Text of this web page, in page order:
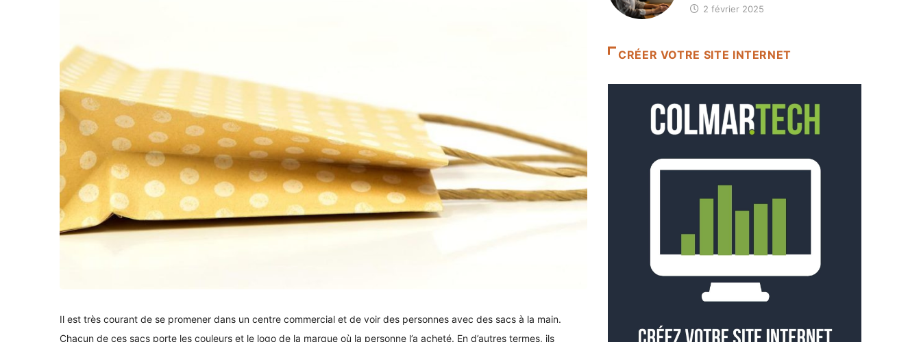
Il est très courant de se promener dans un centre commercial et de voir des personnes avec des sacs à la main.
Chacun de ces sacs porte les couleurs et le logo de la marque où la personne l’a acheté. En d’autres termes, ils
2 février 2025
CRÉER VOTRE SITE INTERNET